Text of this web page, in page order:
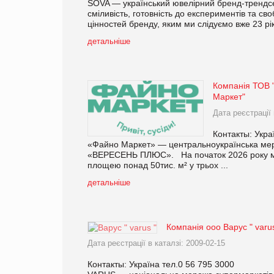
SOVA — український ювелірний бренд-
сміливість, готовність до експериментів та
цінностей бренду, яким ми слідуємо вже 23
детальніше
Компанія ТОВ
Маркет"
Дата
Контакты:
«Файно Маркет» — центральноукраїнська
«ВЕРЕСЕНЬ ПЛЮС». На початок 2026 року
площею понад 50тис. м² у трьох ...
детальніше
Компанія ооо Варус "
Дата реєстрації в каталзі: 2009-02-15
Контакты: Україна тел.0 56 795 3000